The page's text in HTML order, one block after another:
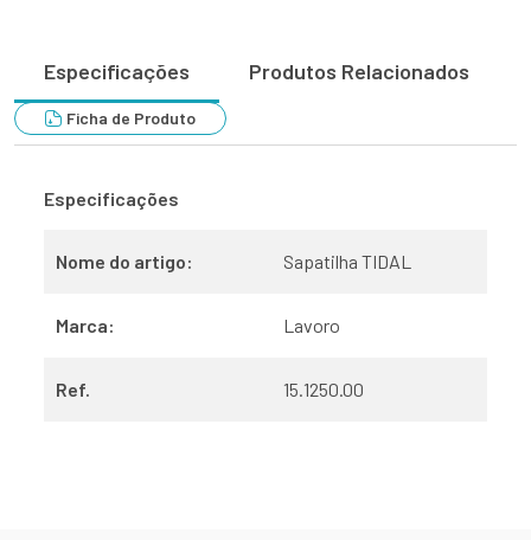
Especificações Produtos Relacionados
Ficha de Produto
Especificações
Nome do artigo: Sapatilha TIDAL
Marca: Lavoro
Ref. 15.1250.00